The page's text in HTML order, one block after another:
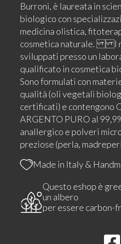
Burroni, è laureata in
biologico con
medicina olistica,
cosmetica naturale. I
sviluppati presso un
qualificato in cosmetica
Sono formulati con
qualità (oli vegetali
certificati) e contengono
ARGENTO PURO al
anallergico e polveri
preziose (perla,
Made in Italy &
Questo eshop è
un albero
per essere carbon-